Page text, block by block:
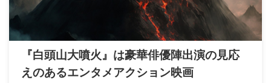
『白頭山大噴火』は豪華俳優陣出演の見応
えのあるエンタメアクション映画